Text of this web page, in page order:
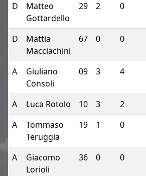
D
Matteo
Gottardello
29 2 0
D
Mattia
Macciachini
67 0 0
A
Giuliano
Consoli
09 3 4
A Luca Rotolo 10 3 2
A
Tommaso
Teruggia
19 1 0
A
Giacomo
Lorioli
36 0 0